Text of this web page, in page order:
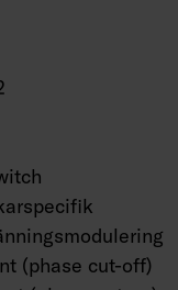
(phase cut-off)